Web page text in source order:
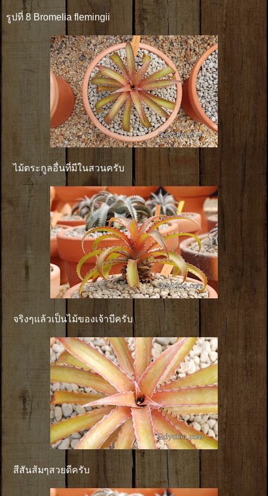
รูปที่ 8 Bromelia flemingii
ไม้ตระกูลอื่นที่มีในสวนครับ
จริงๆแล้วเป็นไม้ของเจ้าบีครับ
สีสันส้มๆสวยดีครับ